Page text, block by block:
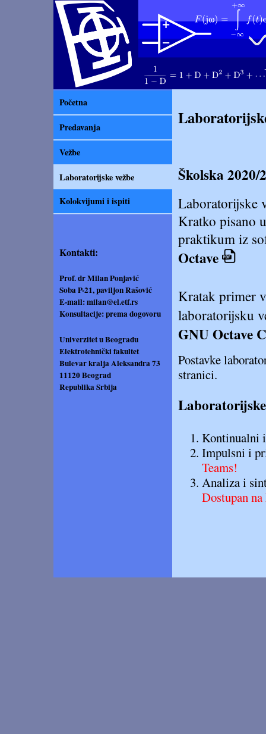
Početna
Predavanja
Vežbe
Laboratorijske vežbe
Kolokvijumi i ispiti
Kontakti:
Prof. dr Milan Ponjavić
Soba P-21, paviljon Rašović
E-mail:milan@el.etf.rs
Konsultacije: prema dogovoru
Univerzitet u Beogradu
Elektrotehnički fakultet
Bulevar kralja Aleksandra 73
11120 Beograd
Republika Srbija
Školska 2020/
Laboratorijske
Kratko pisano
praktikum iz
Octave
Kratak primer
laboratorijsku
GNU Octave
Postavke
stranici.
Kontinualni
Impulsni i
Teams!
Analiza i
Dostupan